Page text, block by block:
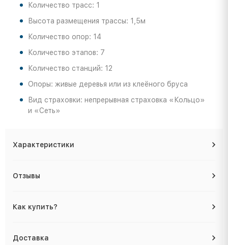
Количество трасс: 1
Высота размещения трассы: 1,5м
Количество опор: 14
Количество этапов: 7
Количество станций: 12
Опоры: живые деревья или из клеёного бруса
Вид страховки: непрерывная страховка «Кольцо»
и «Сеть»
Характеристики
Отзывы
Как купить?
Доставка